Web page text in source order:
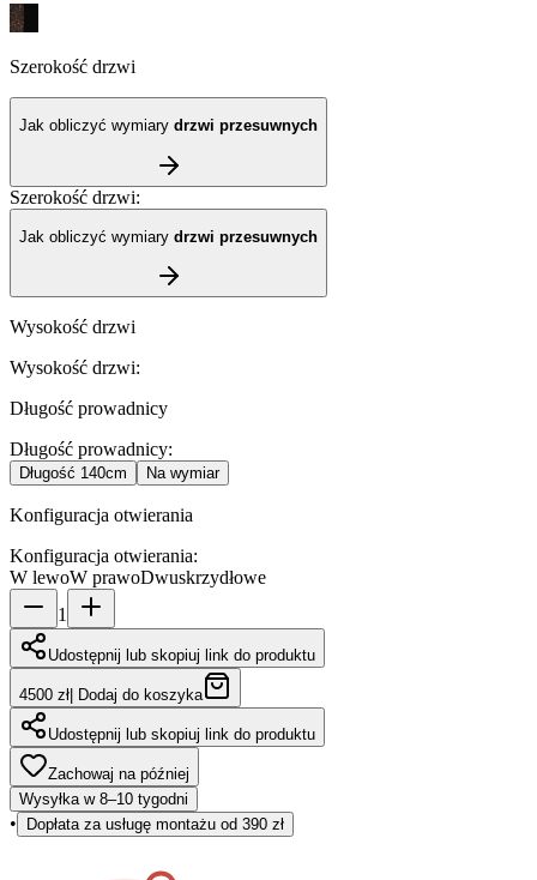
Szerokość drzwi
Jak obliczyć wymiary drzwi przesuwnych
Szerokość drzwi:
Jak obliczyć wymiary drzwi przesuwnych
Wysokość drzwi
Wysokość drzwi:
Długość prowadnicy
Długość prowadnicy:
Długość 140cm Na wymiar
Konfiguracja otwierania
Konfiguracja otwierania:
W lewoW prawoDwuskrzydłowe
1
Udostępnij lub skopiuj link do produktu
4500 zł Dodaj do koszyka
Udostępnij lub skopiuj link do produktu
Zachowaj na później
Wysyłka w 8–10 tygodni
• Dopłata za usługę montażu od 390 zł